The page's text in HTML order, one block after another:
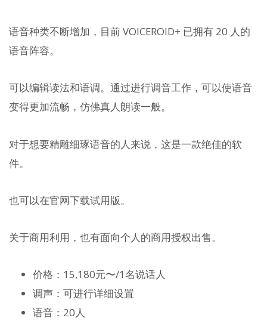
语音种类不断增加，目前 VOICEROID+ 已拥有 20 人的
语音阵容。
可以编辑读法和语调。通过进行调音工作，可以使语音
变得更加流畅，仿佛真人朗读一般。
对于想要精雕细琢语音的人来说，这是一款绝佳的软
件。
也可以在官网下载试用版。
关于商用利用，也有面向个人的商用授权出售。
价格：15,180元〜/1名说话人
调声：可进行详细设置
语音：20人